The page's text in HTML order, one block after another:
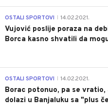
OSTALI SPORTOVI 14.02.2021.
Vujović poslije poraza na
Borca kasno shvatili da
OSTALI SPORTOVI 14.02.2021.
Borac potonuo, pa se vratio,
dolazi u Banjaluku sa "plus